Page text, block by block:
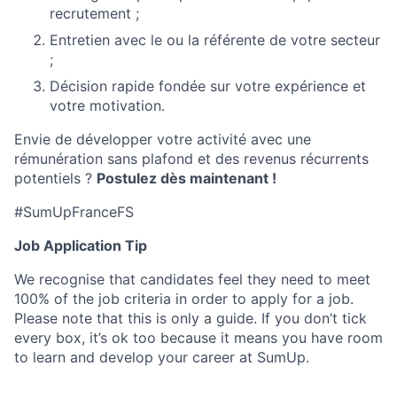
recrutement ;
Entretien avec le ou la référente de votre secteur
;
Décision rapide fondée sur votre expérience et
votre motivation.
Envie de développer votre activité avec une
rémunération sans plafond et des revenus récurrents
potentiels ? Postulez dès maintenant !
#SumUpFranceFS
Job Application Tip
We recognise that candidates feel they need to meet
100% of the job criteria in order to apply for a job.
Please note that this is only a guide. If you don’t tick
every box, it’s ok too because it means you have room
to learn and develop your career at SumUp.